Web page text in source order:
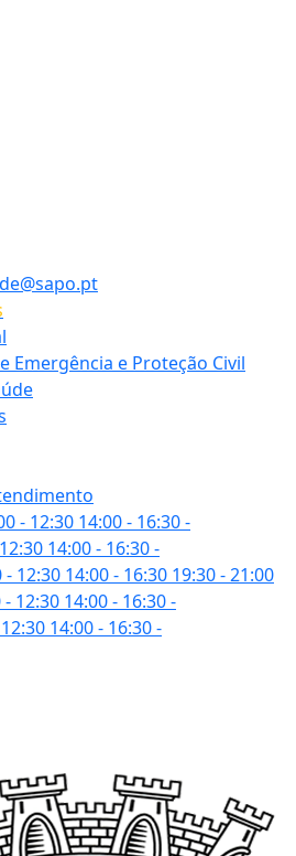
Emergência e Proteção Civil
- 12:30 14:00 - 16:30-
14:00 - 16:30-
- 12:30 14:00 - 16:30 19:30 - 21:00
- 12:30 14:00 - 16:30-
14:00 - 16:30-